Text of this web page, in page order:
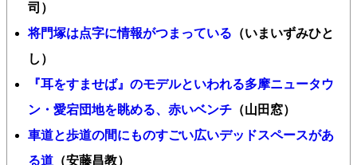
司）
将門塚は点字に情報がつまっている （いまいずみひと
し）
『耳をすませば』のモデルといわれる多摩ニュータウ
ン・愛宕団地を眺める、赤いベンチ （山田窓）
車道と歩道の間にものすごい広いデッドスペースがあ
る道 （安藤昌教）